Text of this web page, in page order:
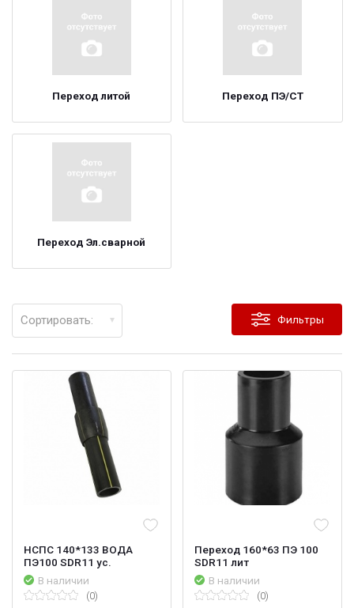
Переход литой Переход ПЭ/СТ
Переход Эл.сварной
Фильтры
Сортировать:
НСПС 140*133 ВОДА
ПЭ100 SDR11 ус.
В наличии
(0)
Переход 160*63 ПЭ 100
SDR11 лит
В наличии
(0)